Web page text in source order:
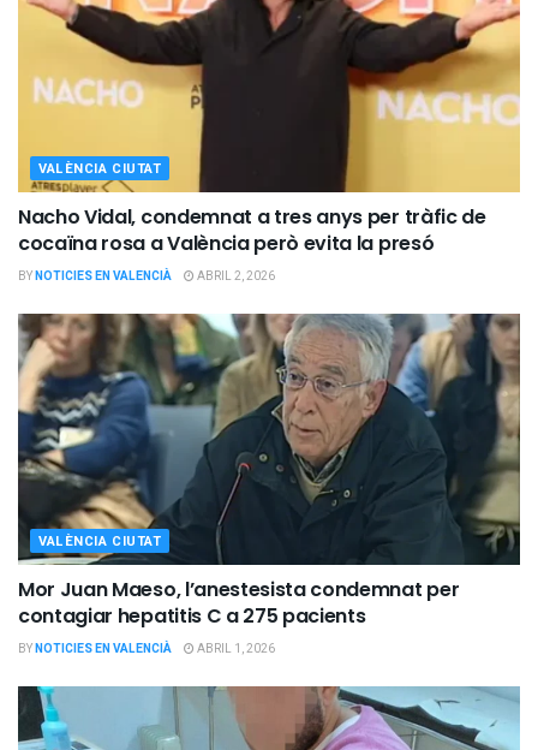
VALÈNCIA CIUTAT
Nacho Vidal, condemnat a tres anys per tràfic de
cocaïna rosa a València però evita la presó
BYNOTICIES EN VALENCIÀ ABRIL 2, 2026
VALÈNCIA CIUTAT
Mor Juan Maeso, l’anestesista condemnat per
contagiar hepatitis C a 275 pacients
BYNOTICIES EN VALENCIÀ ABRIL 1, 2026